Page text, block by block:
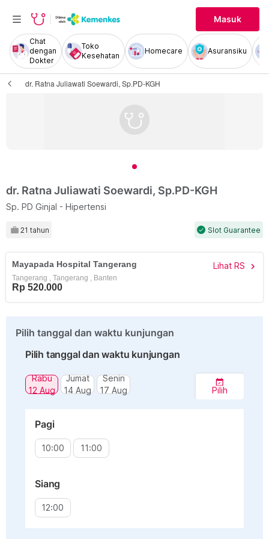
Masuk
Chat
dengan
Dokter
Toko
Kesehatan
Homecare Asuransiku
dr. Ratna Juliawati Soewardi, Sp.PD-KGH
dr. Ratna Juliawati Soewardi, Sp.PD-KGH
Sp. PD Ginjal - Hipertensi
21 tahun check Slot Guarantee
Mayapada Hospital Tangerang Lihat RS chevron_right
Tangerang , Tangerang , Banten
Rp 520.000
Pilih tanggal dan waktu kunjungan
Pilih tanggal dan waktu kunjungan
Rabu
12 Aug
Jumat
14 Aug
Senin
17 Aug
Pilih
Pagi
10:00 11:00
Siang
12:00